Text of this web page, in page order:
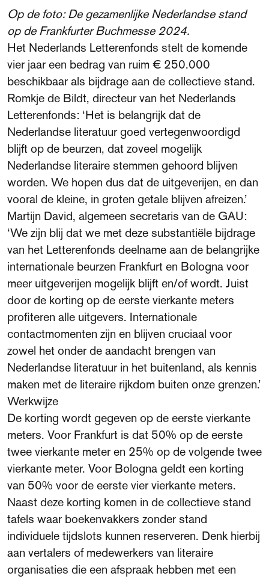
Op de foto: De gezamenlijke Nederlandse stand
op de Frankfurter Buchmesse 2024.
Het Nederlands Letterenfonds stelt de komende
vier jaar een bedrag van ruim € 250.000
beschikbaar als bijdrage aan de collectieve stand.
Romkje de Bildt, directeur van het Nederlands
Letterenfonds: ‘Het is belangrijk dat de
Nederlandse literatuur goed vertegenwoordigd
blijft op de beurzen, dat zoveel mogelijk
Nederlandse literaire stemmen gehoord blijven
worden. We hopen dus dat de uitgeverijen, en dan
vooral de kleine, in groten getale blijven afreizen.’
Martijn David, algemeen secretaris van de GAU:
‘We zijn blij dat we met deze substantiële bijdrage
van het Letterenfonds deelname aan de belangrijke
internationale beurzen Frankfurt en Bologna voor
meer uitgeverijen mogelijk blijft en/of wordt. Juist
door de korting op de eerste vierkante meters
profiteren alle uitgevers. Internationale
contactmomenten zijn en blijven cruciaal voor
zowel het onder de aandacht brengen van
Nederlandse literatuur in het buitenland, als kennis
maken met de literaire rijkdom buiten onze grenzen.’
Werkwijze
De korting wordt gegeven op de eerste vierkante
meters. Voor Frankfurt is dat 50% op de eerste
twee vierkante meter en 25% op de volgende twee
vierkante meter. Voor Bologna geldt een korting
van 50% voor de eerste vier vierkante meters.
Naast deze korting komen in de collectieve stand
tafels waar boekenvakkers zonder stand
individuele tijdslots kunnen reserveren. Denk hierbij
aan vertalers of medewerkers van literaire
organisaties die een afspraak hebben met een